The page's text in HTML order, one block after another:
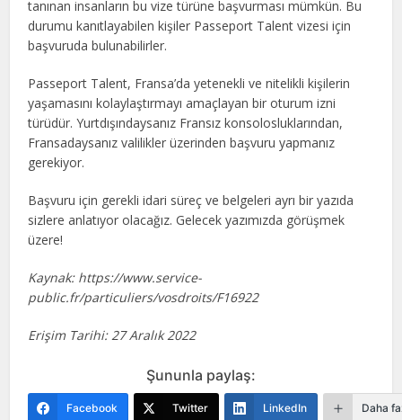
tanınan insanların bu vize türüne başvurması mümkün. Bu
durumu kanıtlayabilen kişiler Passeport Talent vizesi için
başvuruda bulunabilirler.
Passeport Talent, Fransa’da yetenekli ve nitelikli kişilerin
yaşamasını kolaylaştırmayı amaçlayan bir oturum izni
türüdür. Yurtdışındaysanız Fransız konsolosluklarından,
Fransadaysanız valilikler üzerinden başvuru yapmanız
gerekiyor.
Başvuru için gerekli idari süreç ve belgeleri ayrı bir yazıda
sizlere anlatıyor olacağız. Gelecek yazımızda görüşmek
üzere!
Kaynak: https://www.service-
public.fr/particuliers/vosdroits/F16922
Erişim Tarihi: 27 Aralık 2022
Şununla paylaş:
Facebook Twitter LinkedIn Daha